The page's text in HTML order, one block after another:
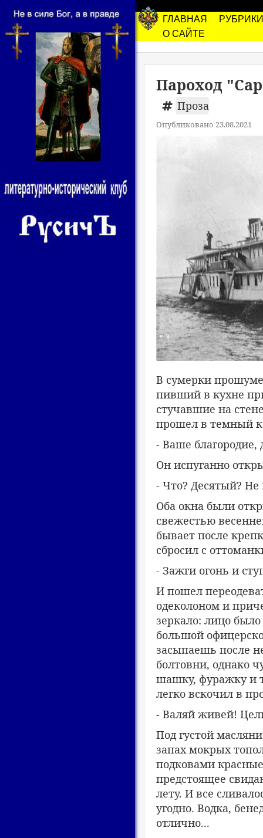
ГЛАВНАЯ
РУБРИКИ
О САЙТЕ
Пароход
Проза
Опубликовано 23.08.2021
В сумерки
пивший в кухне
стучавшие на
прошел в темный
- Ваше благородие,
Он испуганно
- Что? Десятый?
Оба окна были
свежестью
бывает после
сбросил с
- Зажги огонь и
И пошел
одеколоном и
зеркало: лицо было
большой
засыпаешь после
болтовни, однако
шашку, фуражку и
легко вскочил в
- Валяй живей!
Под густой
запах мокрых
подковами
предстоящее
лету. И все
угодно. Водка,
отлично...